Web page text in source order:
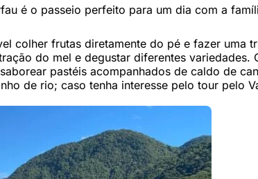
é o passeio perfeito para um dia com a
colher frutas diretamente do pé e fazer uma
do mel e degustar diferentes variedades.
pastéis acompanhados de caldo de
de rio; caso tenha interesse pelo tour pelo